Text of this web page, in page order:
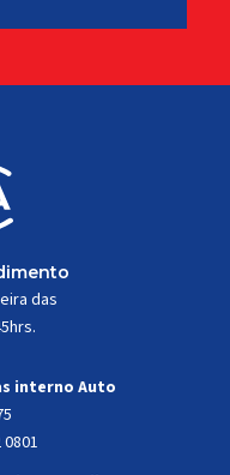
das
interno Auto